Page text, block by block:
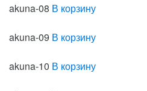
akuna-08 В корзину
akuna-09 В корзину
akuna-10 В корзину